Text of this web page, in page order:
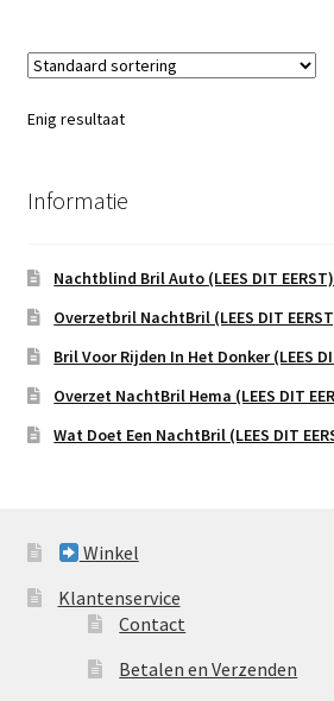
Enig resultaat
Informatie
Nachtblind Bril Auto (LEES DIT EERST)
Overzetbril NachtBril (LEES DIT
Bril Voor Rijden In Het Donker (LEES
Overzet NachtBril Hema (LEES DIT
Wat Doet Een NachtBril (LEES DIT
Winkel
Klantenservice
Contact
Betalen en Verzenden